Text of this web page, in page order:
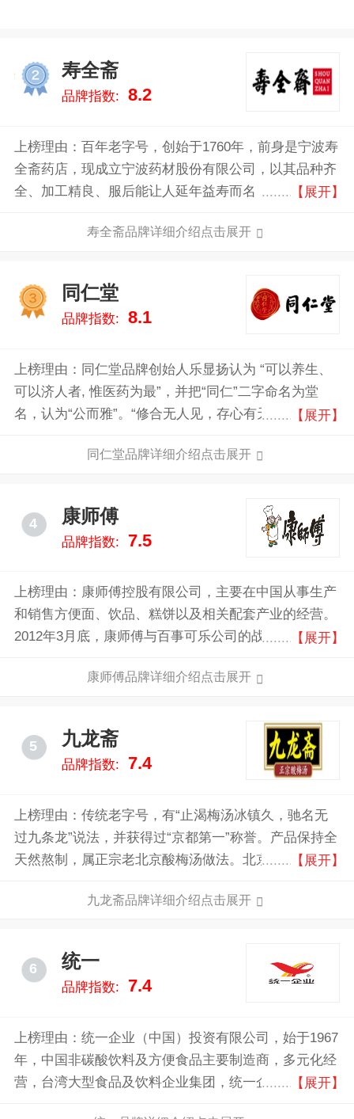
2
寿全斋
品牌指数: 8.2
上榜理由：百年老字号，创始于1760年，前身是宁波寿
全斋药店，现成立宁波药材股份有限公司，以其品种齐
全、加工精良、服后能让人延年益寿而名《寿全斋》，
采用紫铜锅、铁船、锡盘、瓷盅等等的古工具，精制各
【展开】
寿全斋品牌详细介绍点击展开
3
同仁堂
品牌指数: 8.1
上榜理由：同仁堂品牌创始人乐显扬认为 “可以养生、
可以济人者, 惟医药为最”，并把“同仁”二字命名为堂
名，认为“公而雅”。“修合无人见，存心有天知”是中医
准则。“配方独特、选料上乘、工艺精湛、疗效显著”是
重承诺和不懈追求。
【展开】
同仁堂品牌详细介绍点击展开
4 康师傅
品牌指数: 7.5
上榜理由：康师傅控股有限公司，主要在中国从事生产
和销售方便面、饮品、糕饼以及相关配套产业的经营。
2012年3月底，康师傅与百事可乐公司的战略联盟已经
日起，康师傅控股有限公司发布公告表示，一手创立康
置上退下。
【展开】
康师傅品牌详细介绍点击展开
5 九龙斋
品牌指数: 7.4
上榜理由：传统老字号，有“止渴梅汤冰镇久，驰名无
过九条龙”说法，并获得过“京都第一”称誉。产品保持全
天然熬制，属正宗老北京酸梅汤做法。北京燕京旗下品
【展开】
九龙斋品牌详细介绍点击展开
6 统一
品牌指数: 7.4
上榜理由：统一企业（中国）投资有限公司，始于1967
年，中国非碳酸饮料及方便食品主要制造商，多元化经
营，台湾大型食品及饮料企业集团，统一企业业务范围
【展开】